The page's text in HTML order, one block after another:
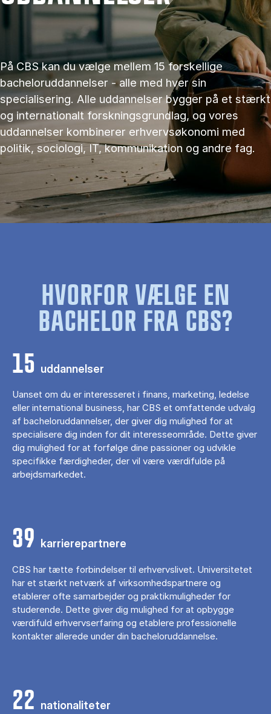
På CBS kan du vælge mellem 15 forskellige
bacheloruddannelser - alle med hver sin
specialisering. Alle uddannelser bygger på et stærkt
og internationalt forskningsgrundlag, og vores
uddannelser kombinerer erhvervsøkonomi med
politik, sociologi, IT, kommunikation og andre fag.
HVORFOR VÆLGE EN
BACHELOR FRA CBS?
15 uddannelser
Uanset om du er interesseret i finans, marketing, ledelse
eller international business, har CBS et omfattende udvalg
af bacheloruddannelser, der giver dig mulighed for at
specialisere dig inden for dit interesseområde. Dette giver
dig mulighed for at forfølge dine passioner og udvikle
specifikke færdigheder, der vil være værdifulde på
arbejdsmarkedet.
39 karrierepartnere
CBS har tætte forbindelser til erhvervslivet. Universitetet
har et stærkt netværk af virksomhedspartnere og
etablerer ofte samarbejder og praktikmuligheder for
studerende. Dette giver dig mulighed for at opbygge
værdifuld erhvervserfaring og etablere professionelle
kontakter allerede under din bacheloruddannelse.
22 nationaliteter